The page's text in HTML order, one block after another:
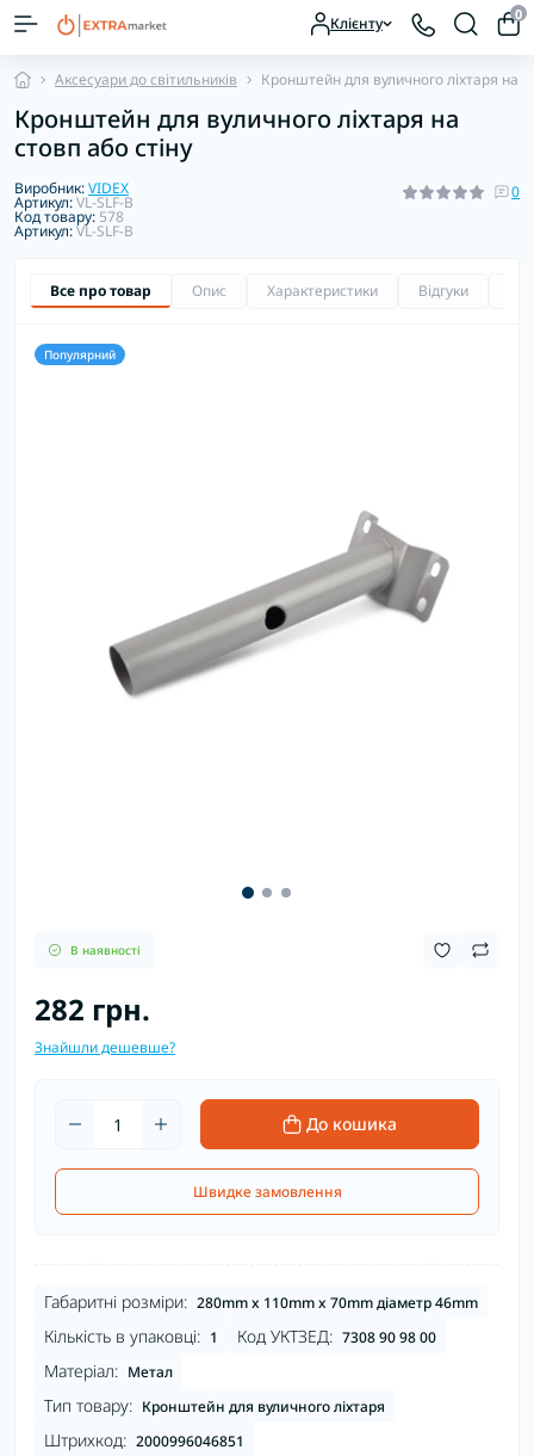
Клієнту 0
Аксесуари до світильників Кронштейн для вуличного ліхтаря на
Кронштейн для вуличного ліхтаря на
стовп або стіну
Виробник:VIDEX
Артикул:VL-SLF-B
Код товару: 578
Артикул:VL-SLF-B
0
Все про товар Опис Характеристики Відгуки
Популярний
В наявності
282 грн.
Знайшли дешевше?
До кошика
Швидке замовлення
Габаритні розміри: 280mm x 110mm x 70mm діаметр 46mm
Кількість в упаковці: 1 Код УКТЗЕД: 7308 90 98 00
Матеріал: Метал
Тип товару: Кронштейн для вуличного ліхтаря
Штрихкод: 2000996046851